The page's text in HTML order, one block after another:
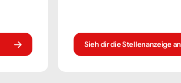
Sieh dir die Stellenanzeige an